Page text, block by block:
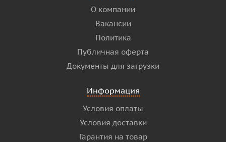
О компании
Вакансии
Политика
Публичная оферта
Документы для загрузки
Информация
Условия оплаты
Условия доставки
Гарантия на товар